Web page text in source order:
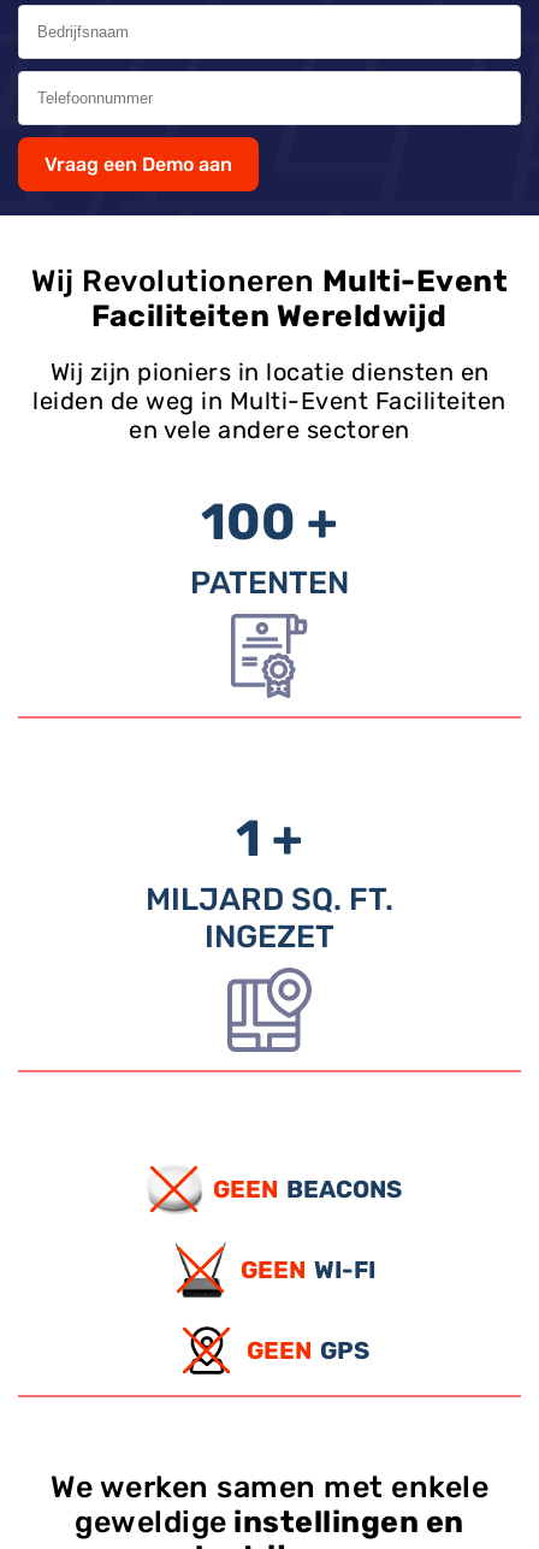
Vraag een Demo aan
Wij Revolutioneren Multi-Event
Faciliteiten Wereldwijd
Wij zijn pioniers in locatie diensten en
leiden de weg in Multi-Event Faciliteiten
en vele andere sectoren
100 +
PATENTEN
1 +
MILJARD SQ. FT.
INGEZET
GEEN BEACONS
GEEN WI-FI
GEEN GPS
We werken samen met enkele
geweldige instellingen en